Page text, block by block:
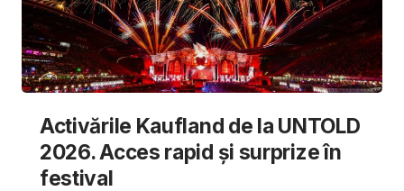
Activările Kaufland de la UNTOLD
2026. Acces rapid și surprize în
festival